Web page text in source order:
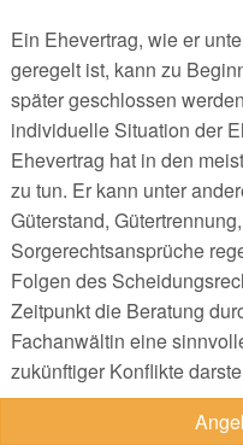
Ein Ehevertrag, wie er
geregelt ist, kann zu
später geschlossen
individuelle Situation der
Ehevertrag hat in den
zu tun. Er kann unter
Güterstand,
Sorgerechtsansprüche
Folgen des
Zeitpunkt die Beratung
Fachanwältin eine
zukünftiger Konflikte
7.3